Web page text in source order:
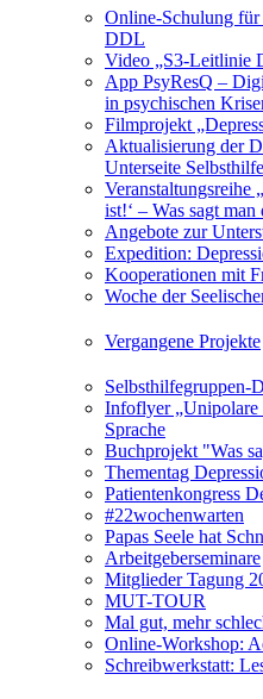
Online-Schulung
DDL
Video „S3-Leitlinie
App PsyResQ –
in psychischen
Filmprojekt
Aktualisierung der
Unterseite Selbsthilfe
Veranstaltungsreihe
ist!‘ – Was sagt man
Angebote zur
Expedition:
Kooperationen mit
Woche der
Vergangene Projekte
Selbsthilfegruppen-
Infoflyer „Unipolare
Sprache
Buchprojekt "Was
Thementag
Patientenkongress
#22wochenwarten
Papas Seele hat
Arbeitgeberseminare
Mitglieder Tagung
MUT-TOUR
Mal gut, mehr
Online-Workshop:
Schreibwerkstatt: